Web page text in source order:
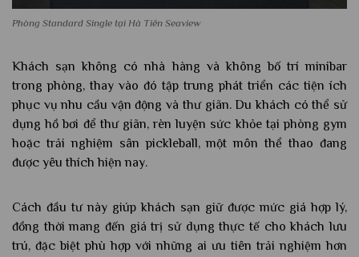
Phòng Standard Single tại Hà Tiên Seaview
Khách sạn không có nhà hàng và không bố trí minibar
trong phòng, thay vào đó tập trung phát triển các tiện ích
phục vụ nhu cầu vận động và thư giãn. Du khách có thể sử
dụng hồ bơi để thư giãn, rèn luyện sức khỏe tại phòng gym
hoặc trải nghiệm sân pickleball, một môn thể thao đang
được yêu thích hiện nay.
Cách đầu tư này giúp khách sạn giữ được mức giá hợp lý,
đồng thời mang đến giá trị sử dụng thực tế cho khách lưu
trú, đặc biệt phù hợp với những ai ưu tiên trải nghiệm hơn